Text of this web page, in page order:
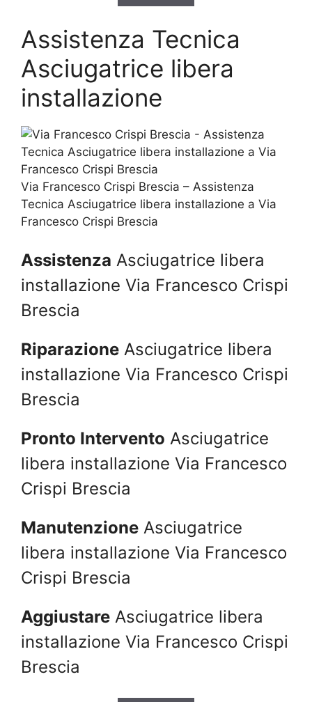
Assistenza Tecnica
Asciugatrice libera
installazione
Via Francesco Crispi Brescia – Assistenza
Tecnica Asciugatrice libera installazione a Via
Francesco Crispi Brescia
Assistenza Asciugatrice libera
installazione Via Francesco Crispi
Brescia
Riparazione Asciugatrice libera
installazione Via Francesco Crispi
Brescia
Pronto Intervento Asciugatrice
libera installazione Via Francesco
Crispi Brescia
Manutenzione Asciugatrice
libera installazione Via Francesco
Crispi Brescia
Aggiustare Asciugatrice libera
installazione Via Francesco Crispi
Brescia